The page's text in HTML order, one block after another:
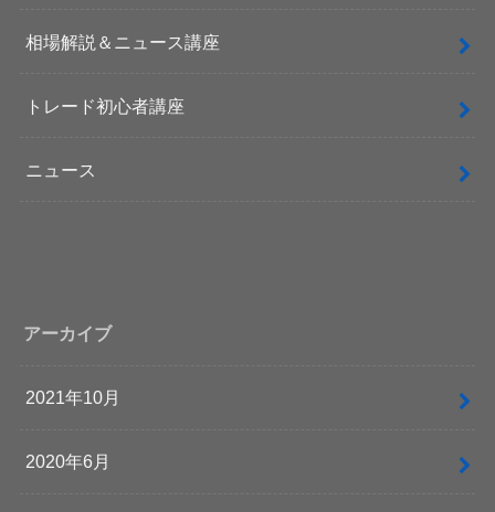
相場解説＆ニュース講座
トレード初心者講座
ニュース
アーカイブ
2021年10月
2020年6月